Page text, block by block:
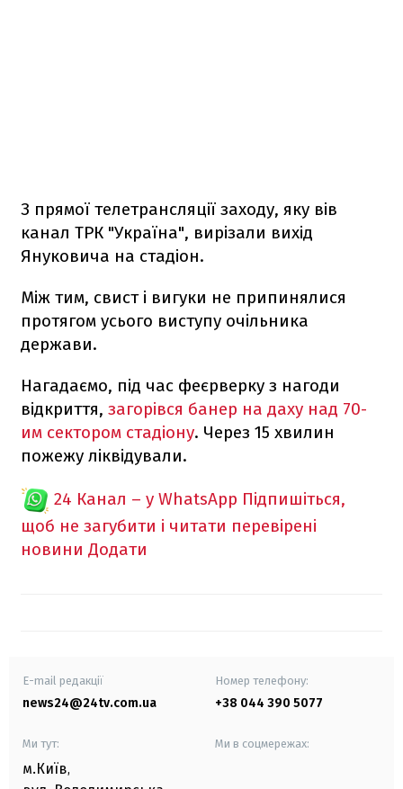
З прямої телетрансляції заходу, яку вів
канал ТРК "Україна", вирізали вихід
Януковича на стадіон.
Між тим, свист і вигуки не припинялися
протягом усього виступу очільника
держави.
Нагадаємо, під час феєрверку з нагоди
відкриття, загорівся банер на даху над 70-
им сектором стадіону. Через 15 хвилин
пожежу ліквідували.
24 Канал – у WhatsApp Підпишіться,
щоб не загубити і читати перевірені
новини Додати
E-mail редакції
news24@24tv.com.ua
Номер телефону:
+38 044 390 5077
Ми тут:
м.Київ,
Ми в соцмережах: